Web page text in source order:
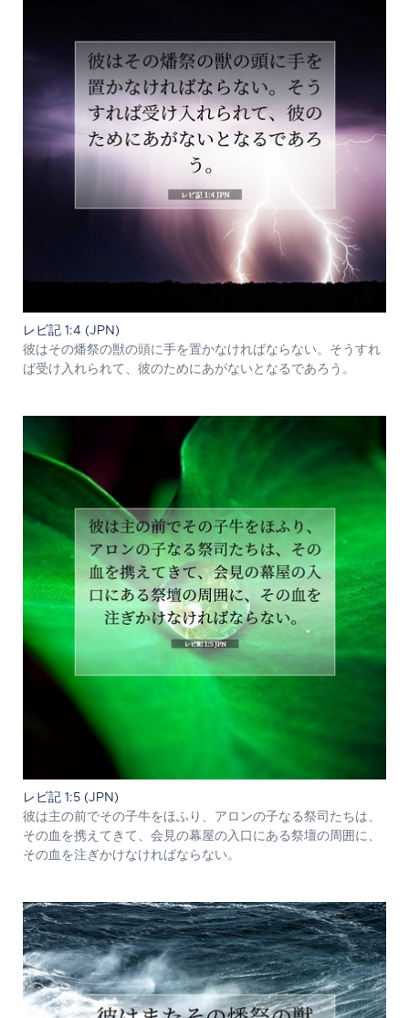
レビ記 1:4 (JPN)
彼はその燔祭の獣の頭に手を置かなければならない。そうすれ
ば受け入れられて、彼のためにあがないとなるであろう。
レビ記 1:5 (JPN)
彼は主の前でその子牛をほふり、アロンの子なる祭司たちは、
その血を携えてきて、会見の幕屋の入口にある祭壇の周囲に、
その血を注ぎかけなければならない。